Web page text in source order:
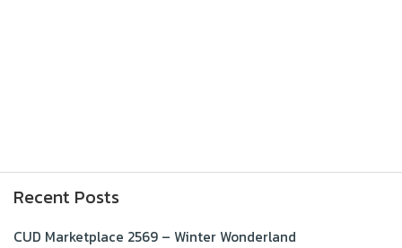
Recent Posts
CUD Marketplace 2569 – Winter Wonderland